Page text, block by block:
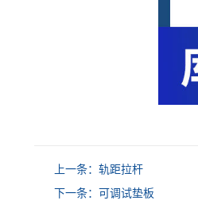
上一条： 轨距拉杆
下一条：
可调试垫板